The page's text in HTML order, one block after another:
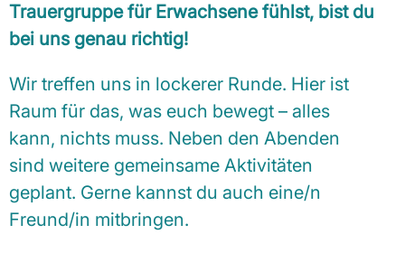
Trauergruppe für Erwachsene fühlst, bist du
bei uns genau richtig!
Wir treffen uns in lockerer Runde. Hier ist
Raum für das, was euch bewegt – alles
kann, nichts muss. Neben den Abenden
sind weitere gemeinsame Aktivitäten
geplant. Gerne kannst du auch eine/n
Freund/in mitbringen.